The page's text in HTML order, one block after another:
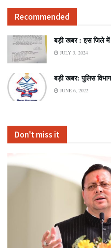
Recommended
बड़ी खबर : इस जिले में
JULY 3, 2024
बड़ी खबर: पुलिस
JUNE 6, 2022
Don't miss it